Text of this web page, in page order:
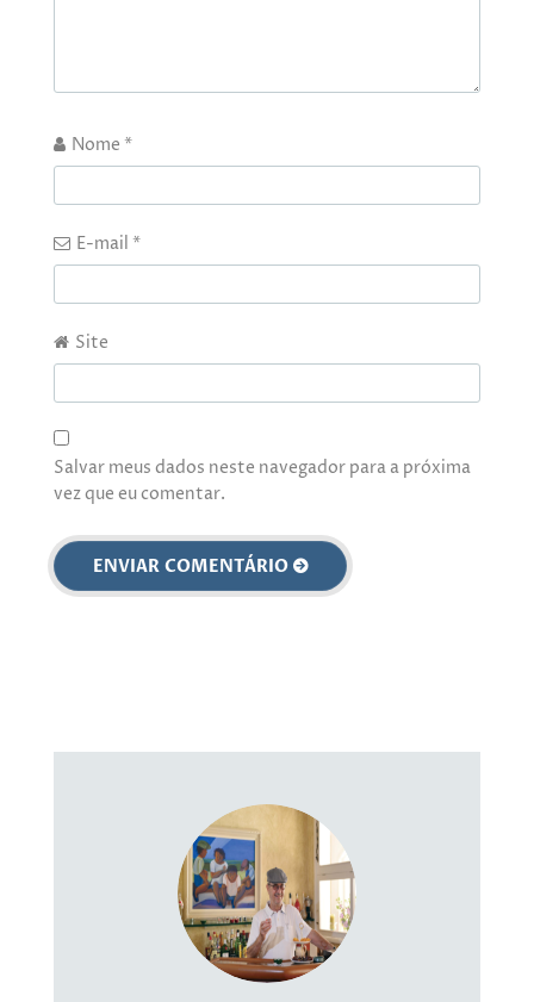
Nome *
E-mail *
Site
Salvar meus dados neste navegador para a próxima
vez que eu comentar.